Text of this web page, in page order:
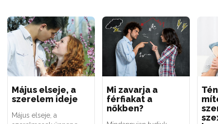
Május elseje, a
szerelem ideje
Május elseje, a
Mi zavarja a
férfiakat a
nőkben?